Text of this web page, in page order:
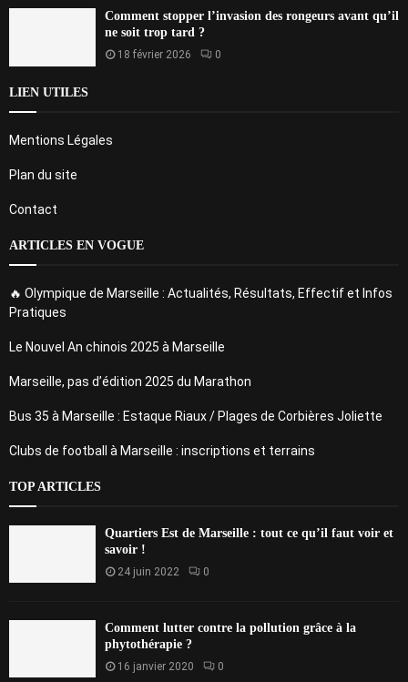
Comment stopper l’invasion des rongeurs avant qu’il
ne soit trop tard ?
18 février 2026 0
LIEN UTILES
Mentions Légales
Plan du site
Contact
ARTICLES EN VOGUE
🔥 Olympique de Marseille : Actualités, Résultats, Effectif et Infos
Pratiques
Le Nouvel An chinois 2025 à Marseille
Marseille, pas d’édition 2025 du Marathon
Bus 35 à Marseille : Estaque Riaux / Plages de Corbières Joliette
Clubs de football à Marseille : inscriptions et terrains
TOP ARTICLES
Quartiers Est de Marseille : tout ce qu’il faut voir et
savoir !
24 juin 2022 0
Comment lutter contre la pollution grâce à la
phytothérapie ?
16 janvier 2020 0